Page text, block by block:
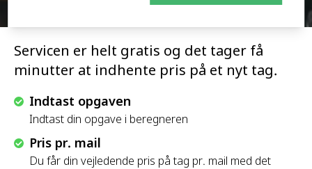
Servicen er helt gratis og det tager få
minutter at indhente pris på et nyt tag.
Indtast opgaven
Indtast din opgave i beregneren
Pris pr. mail
Du får din vejledende pris på tag pr. mail med det